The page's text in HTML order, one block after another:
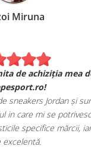
Miruna
de achiziția mea
de sneakers Jordan și
in care mi se
specifice mărcii,
excelentă.